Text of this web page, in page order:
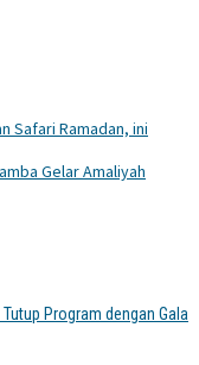
Safari Ramadan, ini
Gelar Amaliyah
Program dengan Gala